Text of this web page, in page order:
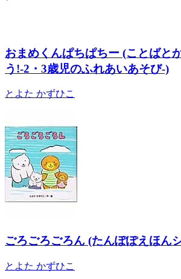
おまめくんぱちぱちー (ことばと
う!-2・3歳児のふれあいあそび-)
とよた かずひこ
ごろごろごろん (たんぽぽえほん
とよた かずひこ